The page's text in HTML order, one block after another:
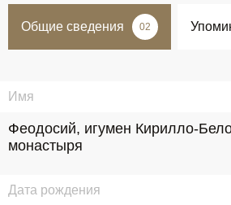
Общие сведения 02
Имя
Феодосий, игумен Кирилло-
монастыря
Дата рождения